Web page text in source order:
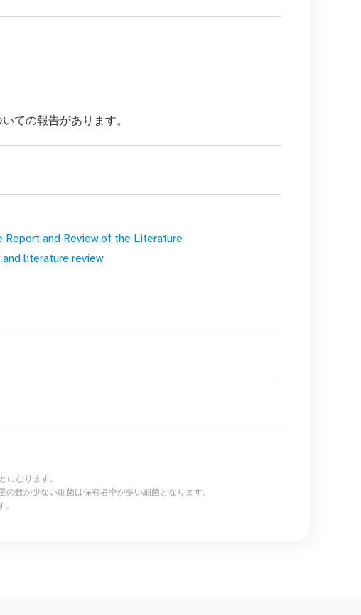
ての報告があります。
Report and Review of the Literature
literature review
たことになります。
が少ない細菌は保有者率が多い細菌となります。